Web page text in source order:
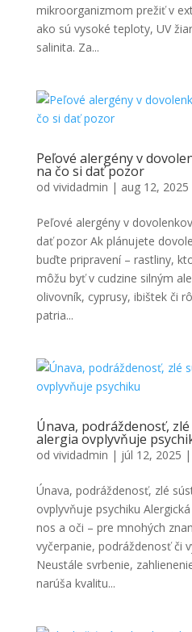
mikroorganizmom prežiť v
ako sú vysoké teploty, UV
salinita. Za...
Peľové alergény v
na čo si dať pozor
od vividadmin | aug 12, 2025
Peľové alergény v
dať pozor Ak plánujete
buďte pripravení – rastliny,
môžu byť v cudzine silným
olivovník, cyprusy, ibištek či
patria...
Únava, podráždenosť,
alergia ovplyvňuje
od vividadmin | júl 12, 2025 |
Únava, podráždenosť, zlé
ovplyvňuje psychiku
nos a oči – pre mnohých
vyčerpanie, podráždenosť či
Neustále svrbenie,
narúša kvalitu...